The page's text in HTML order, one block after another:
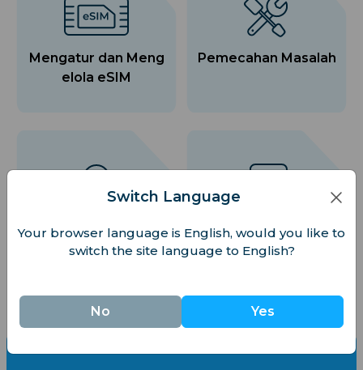
Mengatur dan Meng
elola eSIM
Pemecahan Masalah
Pengaturan Akun Penagihan
Switch Language
Your browser language is English, would you like to
switch the site language to English?
No Yes